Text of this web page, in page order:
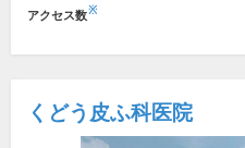
アクセス数※
くどう皮ふ科医院